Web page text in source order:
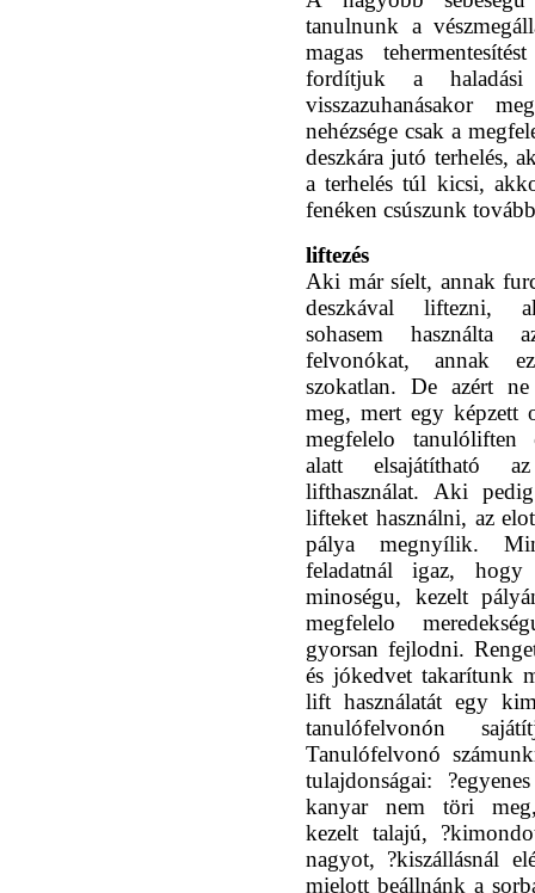
tanulnunk a
magas
fordítjuk a
visszazuhanásakor
nehézsége csak a
deszkára jutó terhelés,
a terhelés túl kicsi,
fenéken csúszunk
liftezés
Aki már síelt, annak
deszkával liftezni,
sohasem használta
felvonókat, annak
szokatlan. De azért
meg, mert egy képzett
megfelelo tanulóliften
alatt elsajátítható
lifthasználat. Aki
lifteket használni, az
pálya megnyílik.
feladatnál igaz,
minoségu, kezelt
megfelelo
gyorsan fejlodni.
és jókedvet takarítunk
lift használatát egy
tanulófelvonón
Tanulófelvonó
tulajdonságai:
kanyar nem töri
kezelt talajú,
nagyot, ?kiszállásnál
mielott beállnánk a